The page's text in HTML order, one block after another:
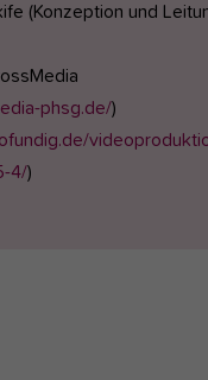
(Konzeption und
phsg.de/)
4/)